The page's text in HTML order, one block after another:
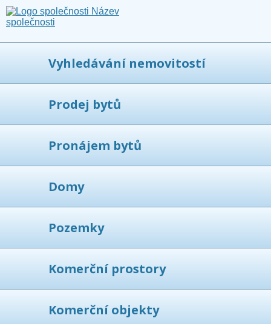
Vyhledávání nemovitostí
Prodej bytů
Pronájem bytů
Domy
Pozemky
Komerční prostory
Komerční objekty